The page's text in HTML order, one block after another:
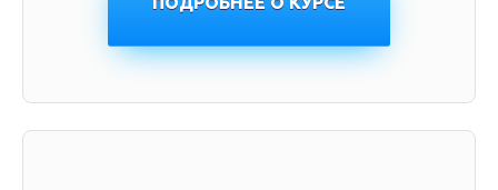
ПОДРОБНЕЕ О КУРСЕ